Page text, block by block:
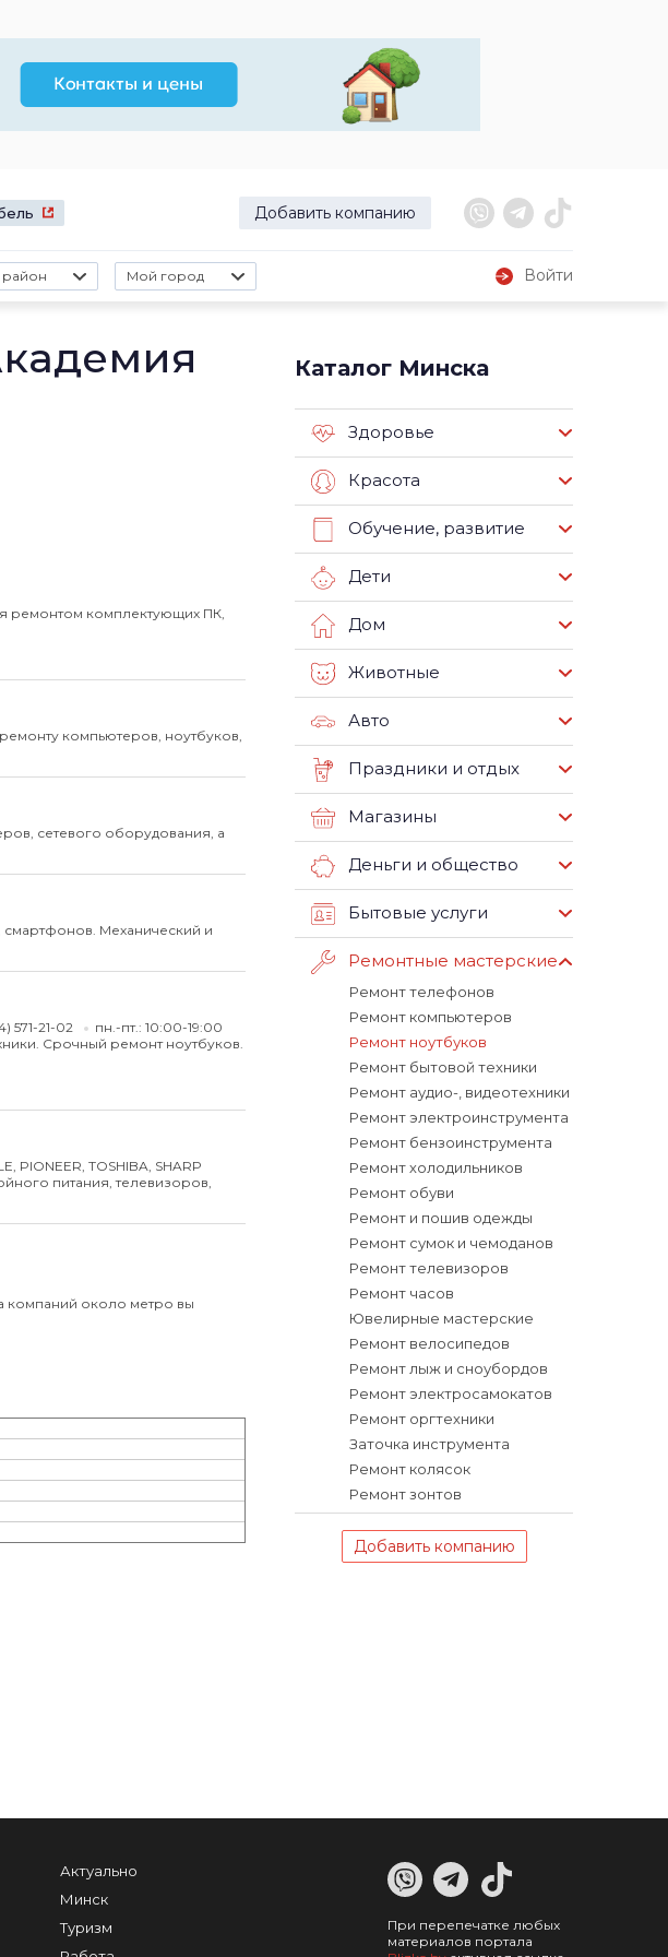
Добавить компанию
Мой город
Войти
ремонтом комплектующих ПК,
компьютеров, ноутбуков,
сетевого оборудования, а
Механический и
571-21-02
пн.-пт.: 10:00-19:00
Срочный ремонт ноутбуков.
PIONEER, TOSHIBA, SHARP
питания, телевизоров,
компаний около метро вы
Каталог Минска
Здоровье
Красота
Обучение, развитие
Дети
Дом
Животные
Авто
Праздники и отдых
Магазины
Деньги и общество
Бытовые услуги
Ремонтные мастерские
Ремонт телефонов
Ремонт компьютеров
Ремонт ноутбуков
Ремонт бытовой техники
Ремонт аудио-, видеотехники
Ремонт электроинструмента
Ремонт бензоинструмента
Ремонт холодильников
Ремонт обуви
Ремонт и пошив одежды
Ремонт сумок и чемоданов
Ремонт телевизоров
Ремонт часов
Ювелирные мастерские
Ремонт велосипедов
Ремонт лыж и сноубордов
Ремонт электросамокатов
Ремонт оргтехники
Заточка инструмента
Ремонт колясок
Ремонт зонтов
Добавить компанию
Актуально
Минск
Туризм
При перепечатке любых
материалов портала